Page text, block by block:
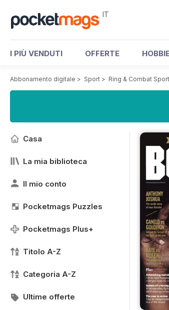
IT
I PIÙ VENDUTI OFFERTE
Abbonamento digitale > Sport > Ring & Combat Sport
Casa
La mia biblioteca
Il mio conto
Pocketmags Puzzles
Pocketmags Plus+
Titolo A-Z
Categoria A-Z
Ultime offerte